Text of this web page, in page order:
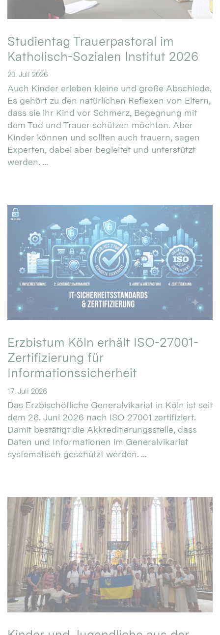
Studientag Trauerpastoral im
Katholisch-Sozialen Institut 2026
20. Juli 2026
Auch Kinder erleben kleine und große Abschiede.
Es gehört zu den natürlichen Reflexen von Eltern,
dass sie ihr Kind vor Schmerz, Begegnung mit
dem Tod und Trauer schützen möchten. Aber
Kinder können und sollten auch trauern, sagen
Experten, dabei aber begleitet und unterstützt
werden. ...
Erzbistum Köln erhält ISO-27001-
Zertifizierung für
Informationssicherheit
17. Juli 2026
Das Erzbischöfliche Generalvikariat in Köln ist seit
dem 26. Juni 2026 nach ISO 27001 zertifiziert.
Damit bestätigt die Akkreditierungsstelle, dass
Daten und Informationen im Generalvikariat
systematisch geschützt werden. ...